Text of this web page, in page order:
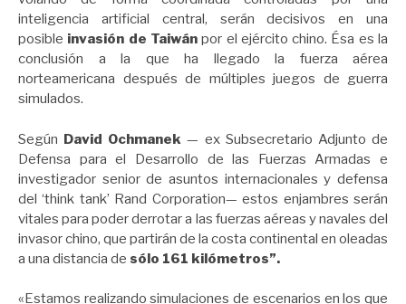
inteligencia artificial central, serán decisivos en una
posible invasión de Taiwánpor el ejército chino. Ésa es la
conclusión a la que ha llegado la fuerza aérea
norteamericana después de múltiples juegos de guerra
simulados.
Según David Ochmanek — ex Subsecretario Adjunto de
Defensa para el Desarrollo de las Fuerzas Armadas e
investigador senior de asuntos internacionales y defensa
del ‘think tank’ Rand Corporation— estos enjambres serán
vitales para poder derrotar a las fuerzas aéreas y navales del
invasor chino, que partirán de la costa continental en oleadas
a una distancia de sólo 161 kilómetros”.
«Estamos realizando simulaciones de escenarios en los que